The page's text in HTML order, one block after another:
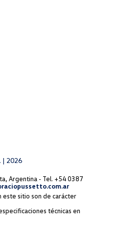
| 2026
Argentina - Tel. +54 0387
este sitio son de carácter
técnicas en